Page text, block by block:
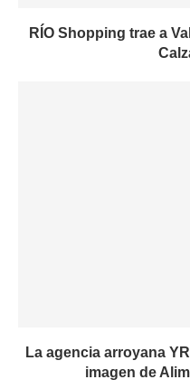
RÍO Shopping trae a
La agencia arroyana
imagen de